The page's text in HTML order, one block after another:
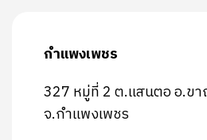
กำแพงเพชร
327 หมู่ที่ 2 ต.แสนตอ อ.ข
จ.กำแพงเพชร